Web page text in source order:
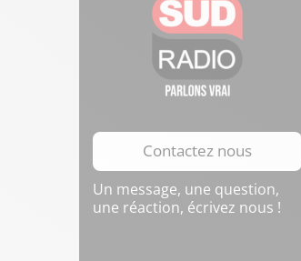
Contactez nous
Un message, une question,
une réaction, écrivez nous !